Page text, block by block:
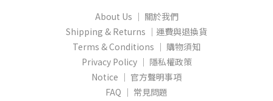
About Us │ 關於我們
Shipping & Returns │運費與退換貨
Terms & Conditions │ 購物須知
Privacy Policy │ 隱私權政策
Notice │ 官方聲明事項
FAQ │ 常見問題